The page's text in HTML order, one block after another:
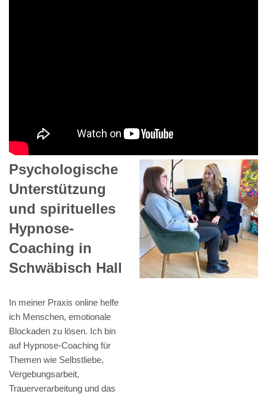
Psychologische
Unterstützung
und spirituelles
Hypnose-
Coaching in
Schwäbisch Hall
In meiner Praxis online helfe
ich Menschen, emotionale
Blockaden zu lösen. Ich bin
auf Hypnose-Coaching für
Themen wie Selbstliebe,
Vergebungsarbeit,
Trauerverarbeitung und das